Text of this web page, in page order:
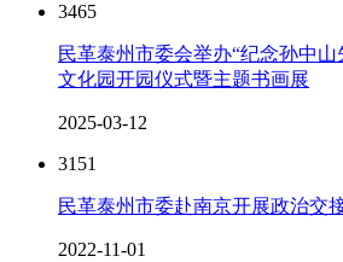
3465
民革泰州市委会举办“纪念孙中山
文化园开园仪式暨主题书画展
2025-03-12
3151
民革泰州市委赴南京开展政治交
2022-11-01